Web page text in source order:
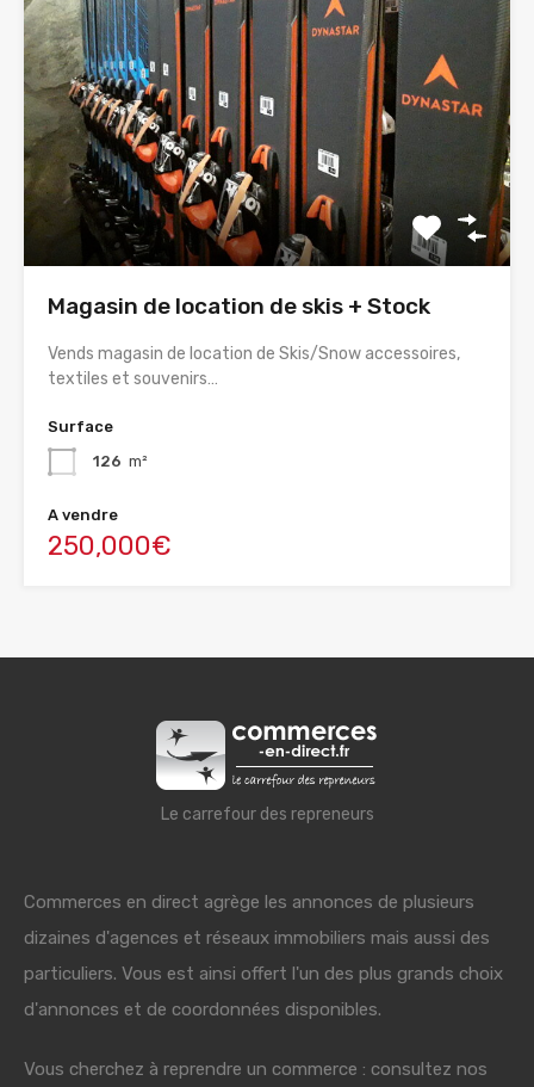
Magasin de location de skis + Stock
Vends magasin de location de Skis/Snow accessoires,
textiles et souvenirs…
Surface
126 m²
A vendre
250,000€
Le carrefour des repreneurs
Commerces en direct agrège les annonces de plusieurs
dizaines d'agences et réseaux immobiliers mais aussi des
particuliers. Vous est ainsi offert l'un des plus grands choix
d'annonces et de coordonnées disponibles.
Vous cherchez à reprendre un commerce : consultez nos